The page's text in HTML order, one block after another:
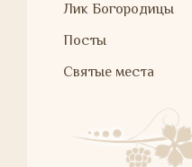
Лик Богородицы
Посты
Святые места